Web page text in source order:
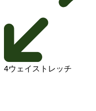
4ウェイストレッチ